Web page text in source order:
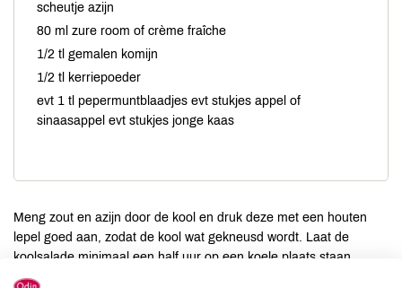
scheutje azijn
80 ml zure room of crème fraîche
1/2 tl gemalen komijn
1/2 tl kerriepoeder
evt 1 tl pepermuntblaadjes evt stukjes appel of
sinaasappel evt stukjes jonge kaas
Meng zout en azijn door de kool en druk deze met een houten
lepel goed aan, zodat de kool wat gekneusd wordt. Laat de
koolsalade minimaal een half uur op een koele plaats staan.
Meng de specerijen en fijn geknipte pepermuntblaadjes door de